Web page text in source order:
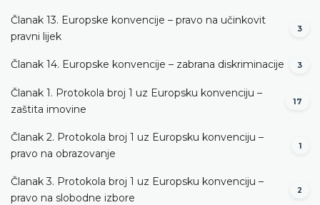
Članak 13. Europske konvencije – pravo na učinkovit
pravni lijek
3
Članak 14. Europske konvencije – zabrana diskriminacije 3
Članak 1. Protokola broj 1 uz Europsku konvenciju –
zaštita imovine
17
Članak 2. Protokola broj 1 uz Europsku konvenciju –
pravo na obrazovanje
1
Članak 3. Protokola broj 1 uz Europsku konvenciju –
pravo na slobodne izbore
2